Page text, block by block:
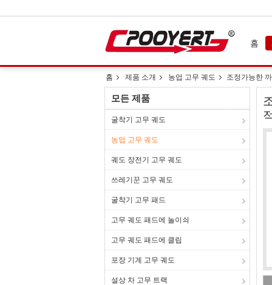
홈
홈 제품 소개 농업 고무 궤도 조정가능한
모든 제품
굴착기 고무 궤도
농업 고무 궤도
궤도 장전기 고무 궤도
쓰레기꾼 고무 궤도
굴착기 고무 패드
고무 궤도 패드에 놀이쇠
고무 궤도 패드에 클립
포장 기계 고무 궤도
설상 차 고무 트랙